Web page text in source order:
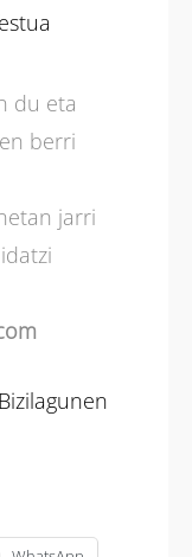
du eta
berri
jarri